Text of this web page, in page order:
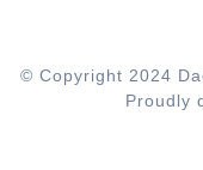
© Copyright 2024
Proudly